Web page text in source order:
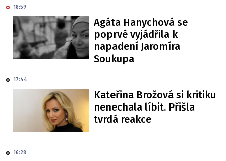
18:59
Agáta Hanychová se
poprvé vyjádřila k
napadení Jaromíra
Soukupa
17:44
Kateřina Brožová si kritiku
nenechala líbit. Přišla
tvrdá reakce
16:28